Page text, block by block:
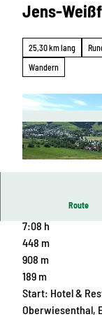
Jens-
25,30 km lang
Wandern
Route
7:08 h
448 m
908 m
189 m
Start: Hotel &
Oberwiesenthal,